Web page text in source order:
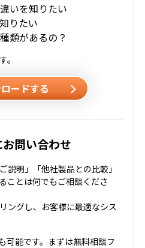
いを知りたい
りたい
類があるの？
。
ードする
問い合わせ
説明」「他社製品との比較」
ことは何でもご相談くださ
ングし、お客様に最適なシス
可能です。まずは無料相談フ